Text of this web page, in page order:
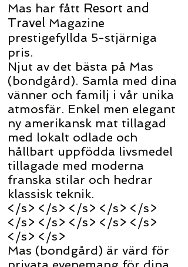
Mas har fått Resort and
Travel Magazine
prestigefyllda 5-stjärniga
pris.
Njut av det bästa på Mas
(bondgård). Samla med dina
vänner och familj i vår unika
atmosfär. Enkel men elegant
ny amerikansk mat tillagad
med lokalt odlade och
hållbart uppfödda livsmedel
tillagade med moderna
franska stilar och hedrar
klassisk teknik.
</s> </s> </s> </s> </s>
</s> </s> </s> </s> </s>
</s> </s>
Mas (bondgård) är värd för